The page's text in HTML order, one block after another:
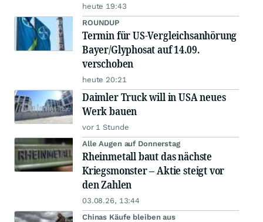
heute 19:43
ROUNDUP
Termin für US-Vergleichsanhörung
Bayer/Glyphosat auf 14.09.
verschoben
heute 20:21
Daimler Truck will in USA neues
Werk bauen
vor 1 Stunde
Alle Augen auf Donnerstag
Rheinmetall baut das nächste
Kriegsmonster – Aktie steigt vor
den Zahlen
03.08.26, 13:44
Chinas Käufe bleiben aus